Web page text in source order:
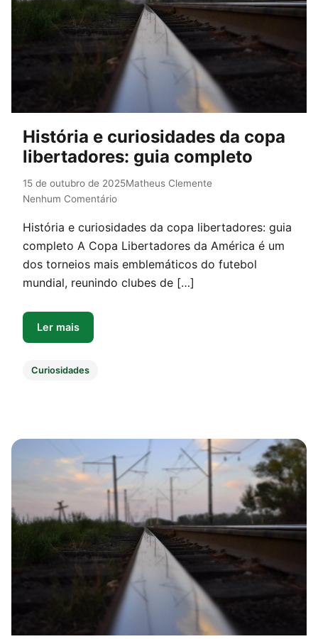
História e curiosidades da copa
libertadores: guia completo
15 de outubro de 2025Matheus Clemente
Nenhum Comentário
História e curiosidades da copa libertadores: guia
completo A Copa Libertadores da América é um
dos torneios mais emblemáticos do futebol
mundial, reunindo clubes de […]
Ler mais
Curiosidades